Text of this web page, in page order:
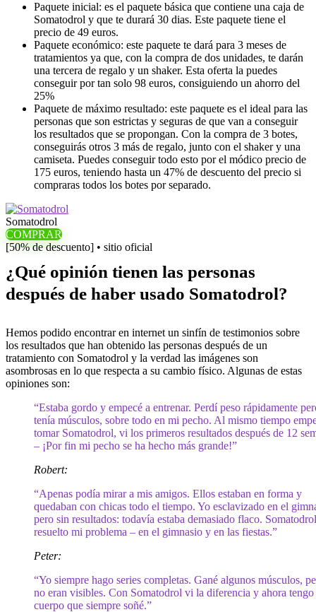
Paquete inicial: es el paquete básica que contiene una caja de
Somatodrol y que te durará 30 dias. Este paquete tiene el
precio de 49 euros.
Paquete económico: este paquete te dará para 3 meses de
tratamientos ya que, con la compra de dos unidades, te darán
una tercera de regalo y un shaker. Esta oferta la puedes
conseguir por tan solo 98 euros, consiguiendo un ahorro del
25%
Paquete de máximo resultado: este paquete es el ideal para las
personas que son estrictas y seguras de que van a conseguir
los resultados que se propongan. Con la compra de 3 botes,
conseguirás otros 3 más de regalo, junto con el shaker y una
camiseta. Puedes conseguir todo esto por el módico precio de
175 euros, teniendo hasta un 47% de descuento del precio si
compraras todos los botes por separado.
Somatodrol
COMPRAR
[50% de descuento] • sitio oficial
¿Qué opinión tienen las personas
después de haber usado Somatodrol?
Hemos podido encontrar en internet un sinfín de testimonios sobre
los resultados que han obtenido las personas después de un
tratamiento con Somatodrol y la verdad las imágenes son
asombrosas en lo que respecta a su cambio físico. Algunas de estas
opiniones son:
“Estaba gordo y empecé a entrenar. Perdí peso rápidamente
tenía músculos, sobre todo en mi pecho. Al mismo tiempo
tomar Somatodrol, vi los primeros resultados después de 12
– ¡Por fin mi pecho se ha hecho más grande!”
Robert:
“Apenas podía mirar a mis amigos. Ellos estaban en forma y
quedaban con chicas todo el tiempo. Yo esclavizado en el
pero sin resultados: todavía estaba demasiado flaco.
resuelto mi problema – en el gimnasio y en las fiestas.”
Peter:
“Yo siempre hago series completas. Gané algunos músculos,
no eran visibles. Con Somatodrol vi la diferencia y ahora tengo
cuerpo que siempre soñé.”